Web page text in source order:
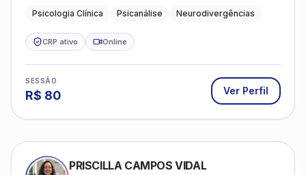
crianças neurotípicas
Psicologia Clínica Psicanálise Neurodivergências
CRP ativo Online
SESSÃO
R$ 80 Ver Perfil
PRISCILLA CAMPOS VIDAL